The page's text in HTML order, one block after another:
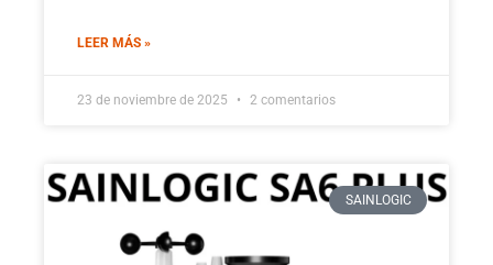
LEER MÁS »
23 de noviembre de 2025 2 comentarios
SAINLOGIC